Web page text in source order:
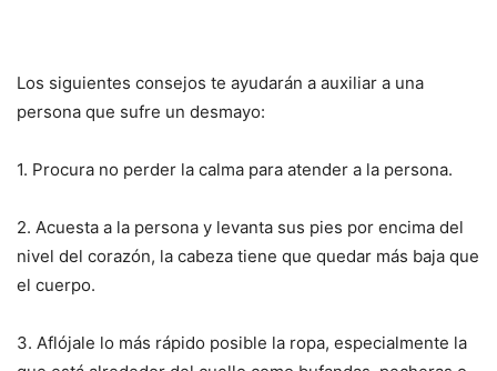
Los siguientes consejos te ayudarán a auxiliar a una
persona que sufre un desmayo:
1. Procura no perder la calma para atender a la persona.
2. Acuesta a la persona y levanta sus pies por encima del
nivel del corazón, la cabeza tiene que quedar más baja que
el cuerpo.
3. Aflójale lo más rápido posible la ropa, especialmente la